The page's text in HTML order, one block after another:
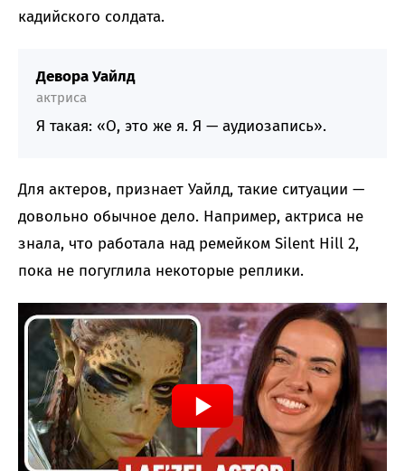
кадийского солдата.
Девора Уайлд
актриса
Я такая: «О, это же я. Я — аудиозапись».
Для актеров, признает Уайлд, такие ситуации —
довольно обычное дело. Например, актриса не
знала, что работала над ремейком Silent Hill 2,
пока не погуглила некоторые реплики.